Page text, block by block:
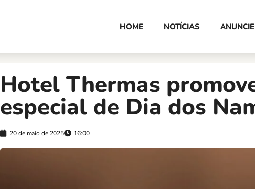
HOME NOTÍCIAS ANUNCIE
Hotel Thermas
especial de Dia dos
20 de maio de 2025 16:00